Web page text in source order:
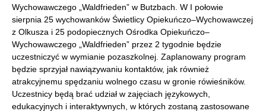
Wychowawczego „Waldfrieden” w Butzbach. W I połowie
sierpnia 25 wychowanków Świetlicy Opiekuńczo–Wychowawczej
z Olkusza i 25 podopiecznych Ośrodka Opiekuńczo–
Wychowawczego „Waldfrieden” przez 2 tygodnie będzie
uczestniczyć w wymianie pozaszkolnej. Zaplanowany program
będzie sprzyjał nawiązywaniu kontaktów, jak również
atrakcyjnemu spędzaniu wolnego czasu w gronie rówieśników.
Uczestnicy będą brać udział w zajęciach językowych,
edukacyjnych i interaktywnych, w których zostaną zastosowane